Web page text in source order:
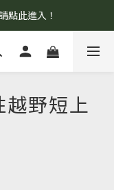
見諒！
點此進入！
諒！
越野短上